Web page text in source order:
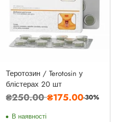
Теротозин / Terotosin у
блістерах 20 шт
Звичайна
ціна
₴250.00₴175.00-30%
В наявності